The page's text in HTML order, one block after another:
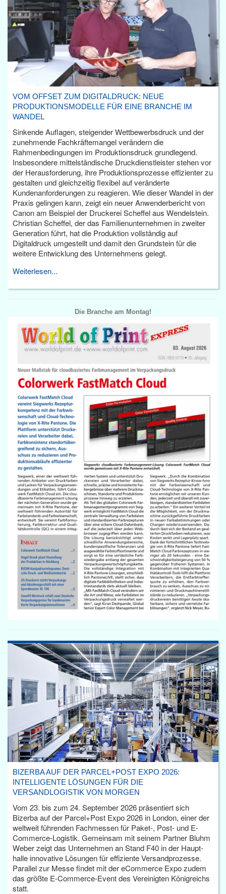
VOM OFFSET ZUM DIGITALDRUCK: NEUE
PRODUKTIONSMODELLE FÜR EINE BRANCHE IM
WANDEL
Sinkende Auflagen, steigender Wettbewerbsdruck und der
zunehmende Fachkräftemangel verändern die
Rahmenbedingungen im Produktionsdruck grundlegend.
Insbesondere mittelständische Druckdienstleister stehen vor
der Herausforderung, ihre Produktionsprozesse effizienter zu
gestalten und gleichzeitig flexibel auf veränderte
Kundenanforderungen zu reagieren. Wie dieser Wandel in der
Praxis gelingen kann, zeigt ein neuer Anwenderbericht von
Canon am Beispiel der Druckerei Scheffel aus Wendelstein.
Christian Scheffel, der das Familienunternehmen in zweiter
Generation führt, hat die Produktion vollständig auf
Digitaldruck umgestellt und damit den Grundstein für die
weitere Entwicklung des Unternehmens gelegt.
Weiterlesen...
Die Branche am Montag!
BIZERBA AUF DER PARCEL+POST EXPO 2026:
INTELLIGENTE LÖSUNGEN FÜR DIE
VERSANDLOGISTIK VON MORGEN
Vom 23. bis zum 24. September 2026 präsentiert sich
Bizerba auf der Parcel+Post Expo 2026 in London, einer der
weltweit führenden Fachmessen für Paket-, Post- und E-
Commerce-Logistik. Gemeinsam mit seinem Partner Bluhm
Weber zeigt das Unternehmen an Stand F40 in der Haupt­
halle innovative Lösungen für effiziente Versandprozesse.
Parallel zur Messe findet mit der eCommerce Expo zudem
das größte E-Commerce-Event des Vereinigten Königreichs
statt.